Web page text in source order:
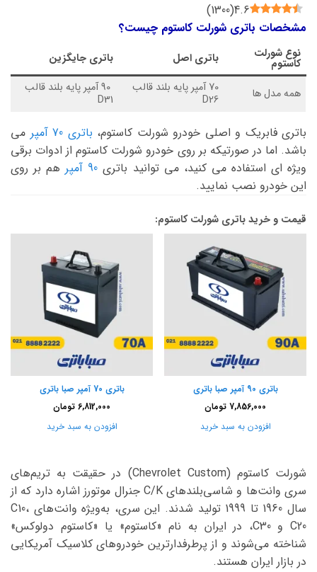
4.6
(
1300
)
مشخصات باتری شورلت کاستوم چیست؟
نوع شورلت
کاستوم باتری اصل باتری جایگزین
همه مدل ها 70 آمپر پایه بلند قالب
D26
90 آمپر پایه بلند قالب
D31
باتری فابریک و اصلی خودرو شورلت کاستوم، باتری 70 آمپر
می
باشد. اما در صورتیکه بر روی خودرو شورلت کاستوم از ادوات برقی
ویژه ای استفاده می کنید، می توانید باتری 90 آمپر
هم بر روی
این خودرو نصب نمایید.
قیمت و خرید باتری شورلت کاستوم:
باتری 90 آمپر صبا باتری
7,856,000 تومان
افزودن به سبد خرید
باتری 70 آمپر صبا باتری
6,812,000 تومان
افزودن به سبد خرید
شورلت کاستوم (Chevrolet Custom) در حقیقت به تریم‌های
سری وانت‌ها و شاسی‌بلندهای C/K جنرال موتورز اشاره دارد که از
سال 1960 تا 1999 تولید شدند. این سری، به‌ویژه وانت‌های C10،
C20 و C30، در ایران به نام «کاستوم» یا «کاستوم دولوکس»
شناخته می‌شوند و از پرطرفدارترین خودروهای کلاسیک آمریکایی
در بازار ایران هستند.